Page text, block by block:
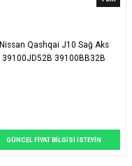
Nissan Qashqai J10 Sağ Aks
39100JD52B 39100BB32B
GÜNCEL FİYAT BİLGİSİ İSTEYİN